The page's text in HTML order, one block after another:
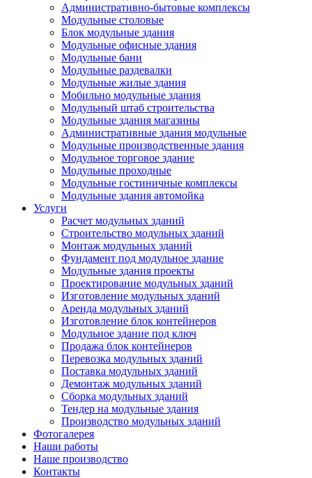
Административно-бытовые комплексы
Модульные столовые
Блок модульные здания
Модульные офисные здания
Модульные бани
Модульные раздевалки
Модульные жилые здания
Мобильно модульные здания
Модульный штаб строительства
Модульные здания магазины
Административные здания модульные
Модульные производственные здания
Модульное торговое здание
Модульные проходные
Модульные гостиничные комплексы
Модульные здания автомойка
Услуги
Расчет модульных зданий
Строительство модульных зданий
Монтаж модульных зданий
Фундамент под модульное здание
Модульные здания проекты
Проектирование модульных зданий
Изготовление модульных зданий
Аренда модульных зданий
Изготовление блок контейнеров
Модульное здание под ключ
Продажа блок контейнеров
Перевозка модульных зданий
Поставка модульных зданий
Демонтаж модульных зданий
Сборка модульных зданий
Тендер на модульные здания
Производство модульных зданий
Фотогалерея
Наши работы
Наше производство
Контакты